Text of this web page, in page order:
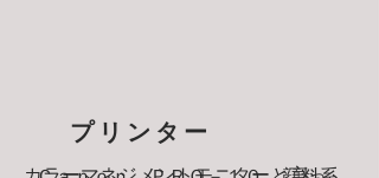
プリンター